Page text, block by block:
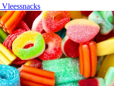
Vleessnacks